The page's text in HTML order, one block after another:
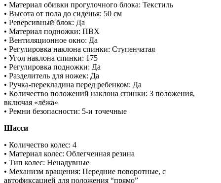
• Материал обивки прогулочного блока: Текстиль
• Высота от пола до сиденья: 50 см
• Реверсивный блок: Да
• Материал подножки: ПВХ
• Вентиляционное окно: Да
• Регулировка наклона спинки: Ступенчатая
• Угол наклона спинки: 175
• Регулировка подножки: Да
• Разделитель для ножек: Да
• Ручка-перекладина перед ребенком: Да
• Количество положений наклона спинки: 3 положения,
включая «лёжа»
• Ремни безопасности: 5-и точечные
Шасси
• ​Количество колес: 4
• Материал колес: Облегченная резина
• Тип колес: Ненадувные
• Механизм вращения: Передние поворотные, с
автофиксацией для положения “прямо”